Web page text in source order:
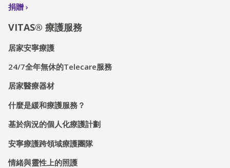
捐贈
VITAS® 療護服務
居家安寧療護
24/7全年無休的Telecare服務
居家醫療器材
什麼是緩和療護服務？
基於病況的個人化療護計劃
安寧療護跨領域療護團隊
情緒與靈性上的照護